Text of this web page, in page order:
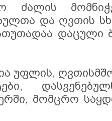
ძალის
და ღვთის
დაცული
უფლის,
მომცრო